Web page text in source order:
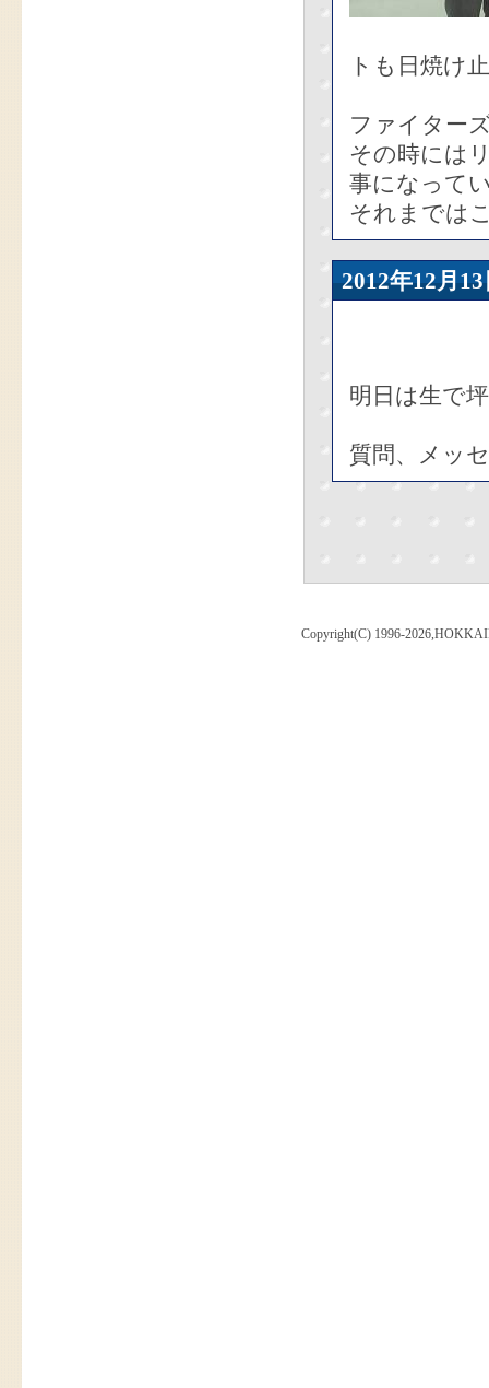
トも日焼け
ファイター
その時には
事になって
それまでは
2012年12
明日は生で
質問、メッ
Copyright(C) 1996-